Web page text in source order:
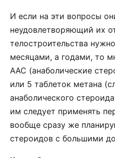
И если на эти вопросы
неудовлетворяющий их
телостроительства
месяцами, а годами, то
ААС (анаболические
или 5 таблеток метана
анаболического
им следует применять
вообще сразу же
стероидов с большими